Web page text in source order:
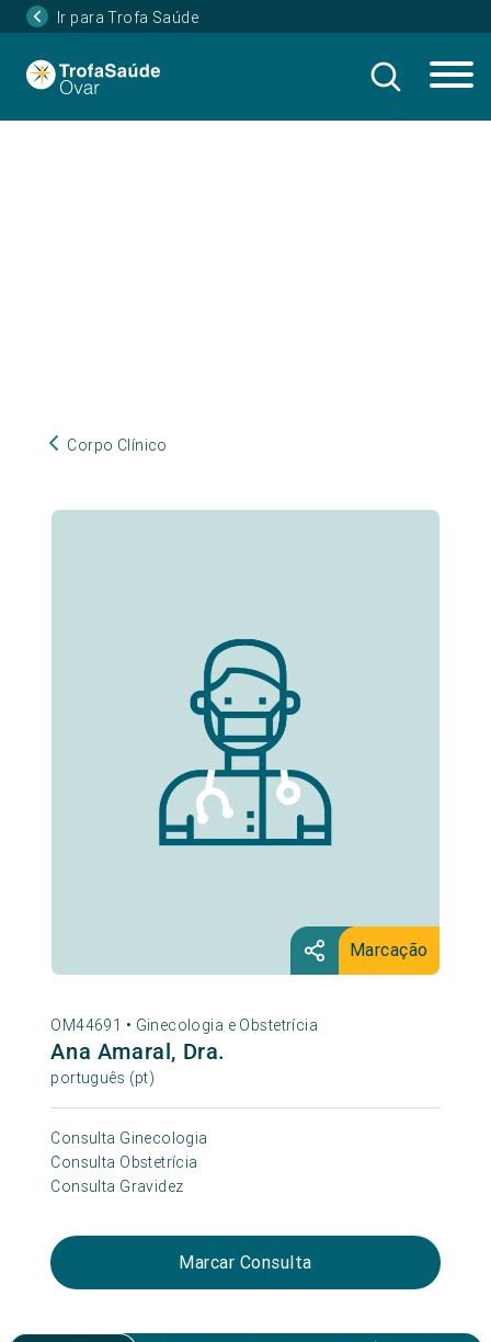
Ir para Trofa Saúde
Corpo Clínico
Marcação
OM44691 • Ginecologia e Obstetrícia
Ana Amaral, Dra.
português (pt)
Consulta Ginecologia
Consulta Obstetrícia
Consulta Gravidez
Marcar Consulta